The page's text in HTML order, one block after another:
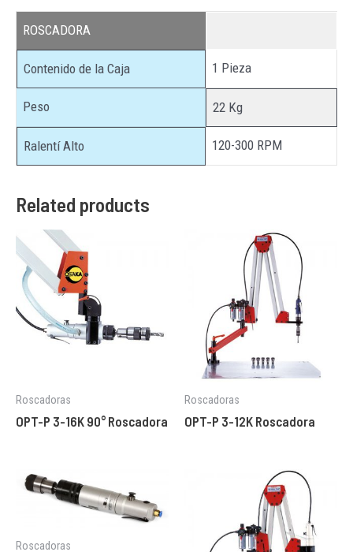
ROSCADORA
Contenido de la Caja 1 Pieza
Peso 22 Kg
Ralentí Alto 120-300 RPM
Related products
Roscadoras
OPT-P 3-16K 90° Roscadora
Roscadoras
OPT-P 3-12K Roscadora
Roscadoras